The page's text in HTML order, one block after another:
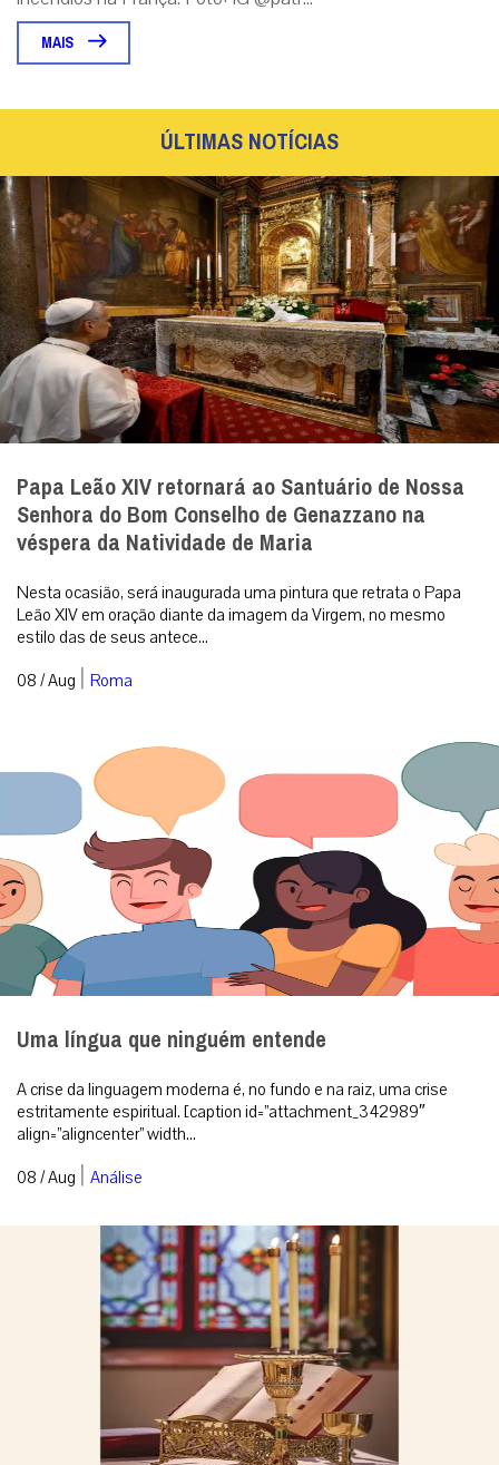
MAIS
ÚLTIMAS NOTÍCIAS
Papa Leão XIV retornará ao Santuário de Nossa
Senhora do Bom Conselho de Genazzano na
véspera da Natividade de Maria
Nesta ocasião, será inaugurada uma pintura que retrata o Papa
Leão XIV em oração diante da imagem da Virgem, no mesmo
estilo das de seus antece...
08 / Aug | Roma
Uma língua que ninguém entende
A crise da linguagem moderna é, no fundo e na raiz, uma crise
estritamente espiritual. [caption id=”attachment_342989″
align=”aligncenter” width...
08 / Aug | Análise